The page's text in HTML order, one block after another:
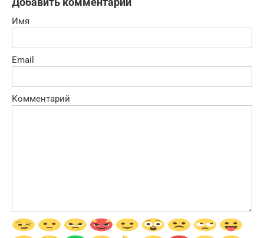
Имя
Email
Комментарий